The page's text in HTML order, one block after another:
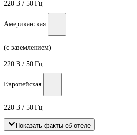
220 В / 50 Гц
Американская
(с заземлением)
220 В / 50 Гц
Европейская
220 В / 50 Гц
Показать факты об отеле